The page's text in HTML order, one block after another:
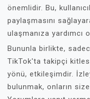
önemlidir. Bu,
paylaşmasını
ulaşmanıza yardımcı
Bununla birlikte,
TikTok'ta takipçi
yönü, etkileşimdir.
bulunmak, onların size